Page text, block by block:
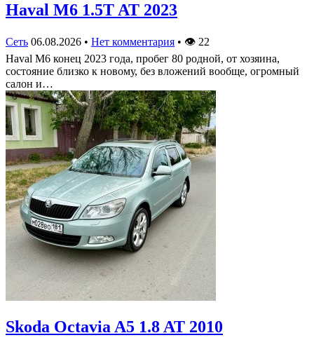
Haval M6 1.5T AT 2023
Сеть 06.08.2026 • Нет комментария • 👁 22
Haval M6 конец 2023 года, пробег 80 родной, от хозяина,
состояние близко к новому, без вложений вообще, огромный
салон и…
Skoda Octavia A5 1.8 AT 2010